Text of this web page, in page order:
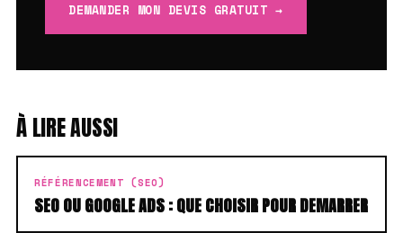
DEMANDER MON DEVIS GRATUIT →
À LIRE AUSSI
RÉFÉRENCEMENT (SEO)
SEO OU GOOGLE ADS : QUE CHOISIR POUR DEMARRER